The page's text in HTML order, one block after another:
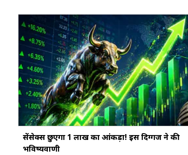
सेंसेक्स छुएगा 1 लाख का आंकड़ा! इस दिग्गज ने की
भविष्यवाणी